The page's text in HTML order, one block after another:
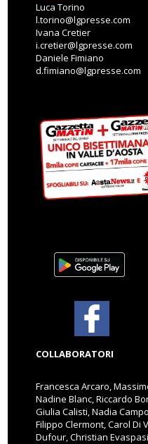
Luca Torino
l.torino@lgpresse.com
Ivana Cretier
i.cretier@lgpresse.com
Daniele Fimiano
d.fimiano@lgpresse.com
COLLABORATORI
Francesca Arcaro,
Nadine Blanc, Riccardo
Giulia Calisti, Nadia
Filippo Clermont, Carol Di
Dufour, Christian